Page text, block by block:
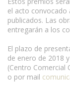
el acto convocado
publicados. Las
entregarán a los
El plazo de
de enero de 2018
(Centro Comercial
o por mail